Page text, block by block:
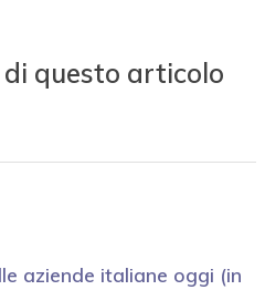
questo articolo
aziende italiane oggi (in